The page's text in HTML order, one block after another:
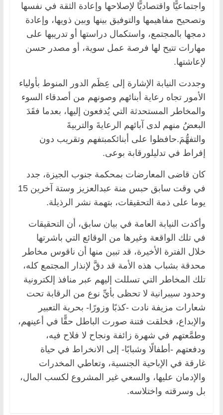
واجتماعيًّا واقتصاديًّا لإصلاحها وإعادة الثقة في نفسها
وتصحيح مفاهيمها والتوفيق بينها وبين ذويها، وإعادة
دمجها بالمجتمع، واستكمال دراستها أو تدريبها على
مهارات تتيح لها فرصة عمل سوية، أو مصدر حسن
لإعاشتها.
وجددت النيابة الإشارة إلى عِظَم الدور المنوط بأولياء
الأمور تجاه رعاية أبنائهم وصونهم من أصدقاء السوء
والمخاطر المستحدثة التي يُدفعون إليها، بعدما فقَدَ
البعضُ منهم لدى آبائهم الرعايةَ والتربيةَ
والتفهُّمَ.حافظوا على أبنائكمبتفهم وتقريب دون
إفراط في تدليلورقابة بوعى.
كان قاضى المعارضات بمحكمة جنوب الجيزة، جدد
في وقت سابق حبس منة عبدالعزيز وستة آخرين 15
يوما على ذمة التحقيقات، بتهمة نشر الرذيلة.
وأكدت النيابة العامة في بيان سابق، أن التحقيقات
في تلك الواقعة وغيرها من الوقائع التي باشرتها
خلال الفترة الأخيرة، قد تبين منها أن ناقوس مخاطر
محدقة بشباب هذه الأمة قد دقَّ لإنذار المجتمع كله،
تلك المخاطر التي تسللت إليهم عبر منافذ إلكترونية
وحدود سيبرانية لا تحظى بأيِّ نوع من الرقابة تحت
شعارات مزيفة نادت -كذبًا وزورًا- بحرية التعبير
والإبداع، فخلقت فتنة صورت الباطل حقًّا في أعينهم،
وطمَّعتهم في شهرة زائفة ونجاح لا فلاح فيه،
ودفعتهم -أطفالًا وشبابًا- إلى الانخراط في حياة
غارقة في الإباحية الجنسية، وتعاطي المخدرات
والإدمان عليها، والسعي غير المشروع لكسب المال،
بل وسرقته واختلاسه.